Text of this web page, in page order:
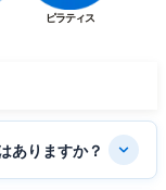
ピラティス
ありますか？